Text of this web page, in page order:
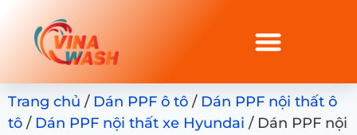
Trang chủ / Dán PPF ô tô / Dán PPF nội thất ô
tô / Dán PPF nội thất xe Hyundai / Dán PPF nội